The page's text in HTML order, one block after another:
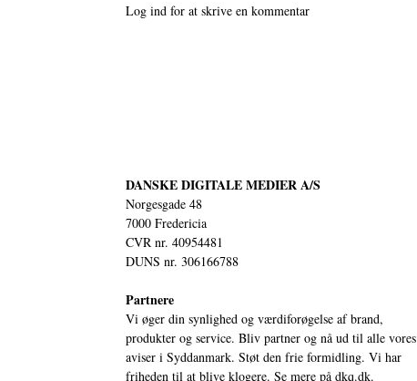
Log ind for at skrive en kommentar
DANSKE DIGITALE MEDIER A/S
Norgesgade 48
7000 Fredericia
CVR nr. 40954481
DUNS nr. 306166788
Partnere
Vi øger din synlighed og værdiforøgelse af brand,
produkter og service. Bliv partner og nå ud til alle vores
aviser i Syddanmark. Støt den frie formidling. Vi har
friheden til at blive klogere. Se mere på dkq.dk.